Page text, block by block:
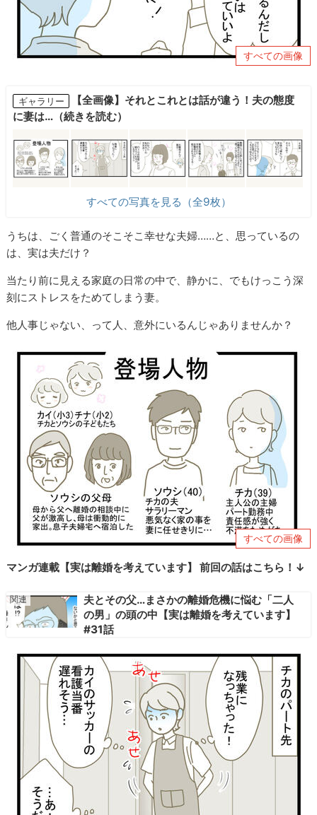
すべての画像
ギャラリー
【全画像】それとこれとは話が違う！夫の態度
に妻は…（続きを読む）
すべての写真を見る（全9枚）
うちは、ごく普通のそこそこ幸せな夫婦……と、思っているの
は、実は夫だけ？
当たり前に見える家庭の日常の中で、静かに、でもけっこう深
刻にストレスをためてしまう妻。
他人事じゃない、って人、意外にいるんじゃありませんか？
すべての画像
マンガ連載【実は離婚を考えています】 前回の話はこちら！↓
夫とその父…まさかの離婚危機に悩む「二人
の男」の頭の中【実は離婚を考えています】
#31話